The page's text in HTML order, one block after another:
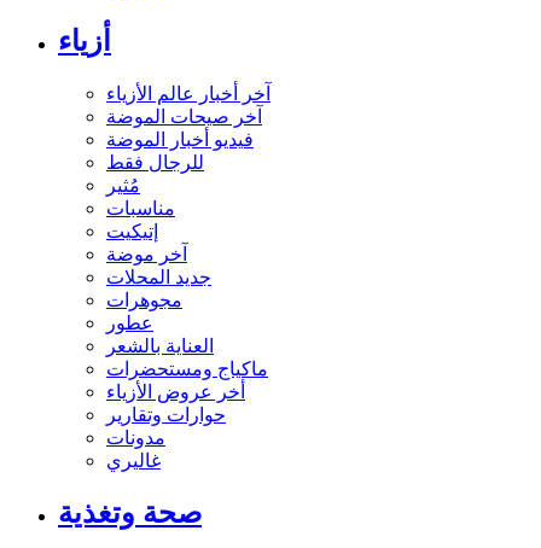
أزياء
آخر أخبار عالم الأزياء
آخر صيحات الموضة
فيديو أخبار الموضة
للرجال فقط
مُثير
مناسبات
إتيكيت
آخر موضة
جديد المحلات
مجوهرات
عطور
العناية بالشعر
ماكياج ومستحضرات
أخر عروض الأزياء
حوارات وتقارير
مدونات
غاليري
صحة وتغذية